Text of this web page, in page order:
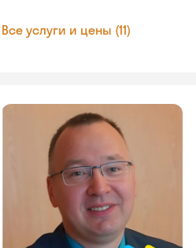
Все услуги и цены (11)